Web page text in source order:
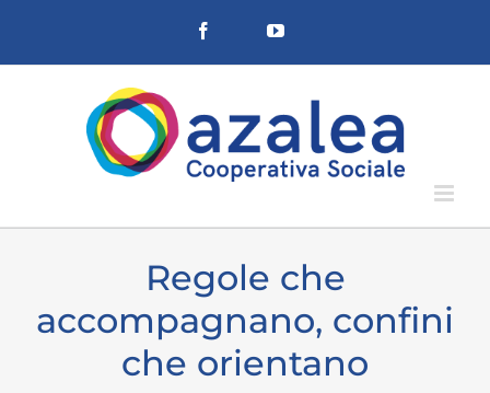
contenuto
Facebook YouTube
Regole che
accompagnano, confini
che orientano